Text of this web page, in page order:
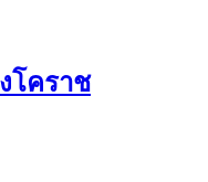
โคราช